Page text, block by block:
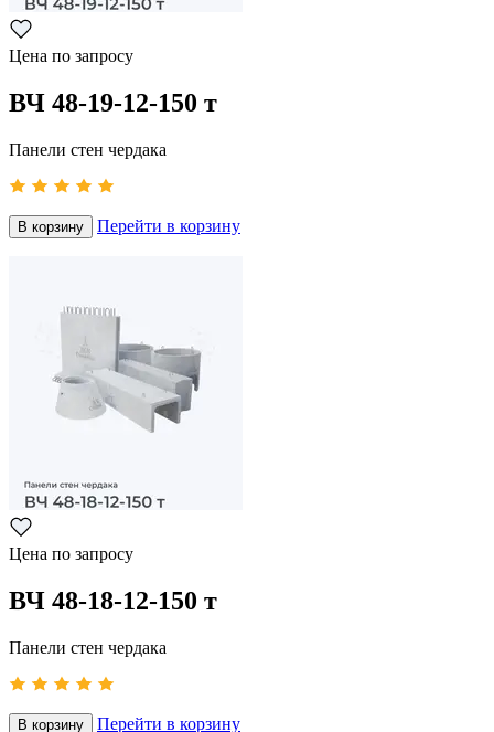
Цена по запросу
ВЧ 48-19-12-150 т
Панели стен чердака
В корзину Перейти в корзину
Цена по запросу
ВЧ 48-18-12-150 т
Панели стен чердака
В корзину Перейти в корзину